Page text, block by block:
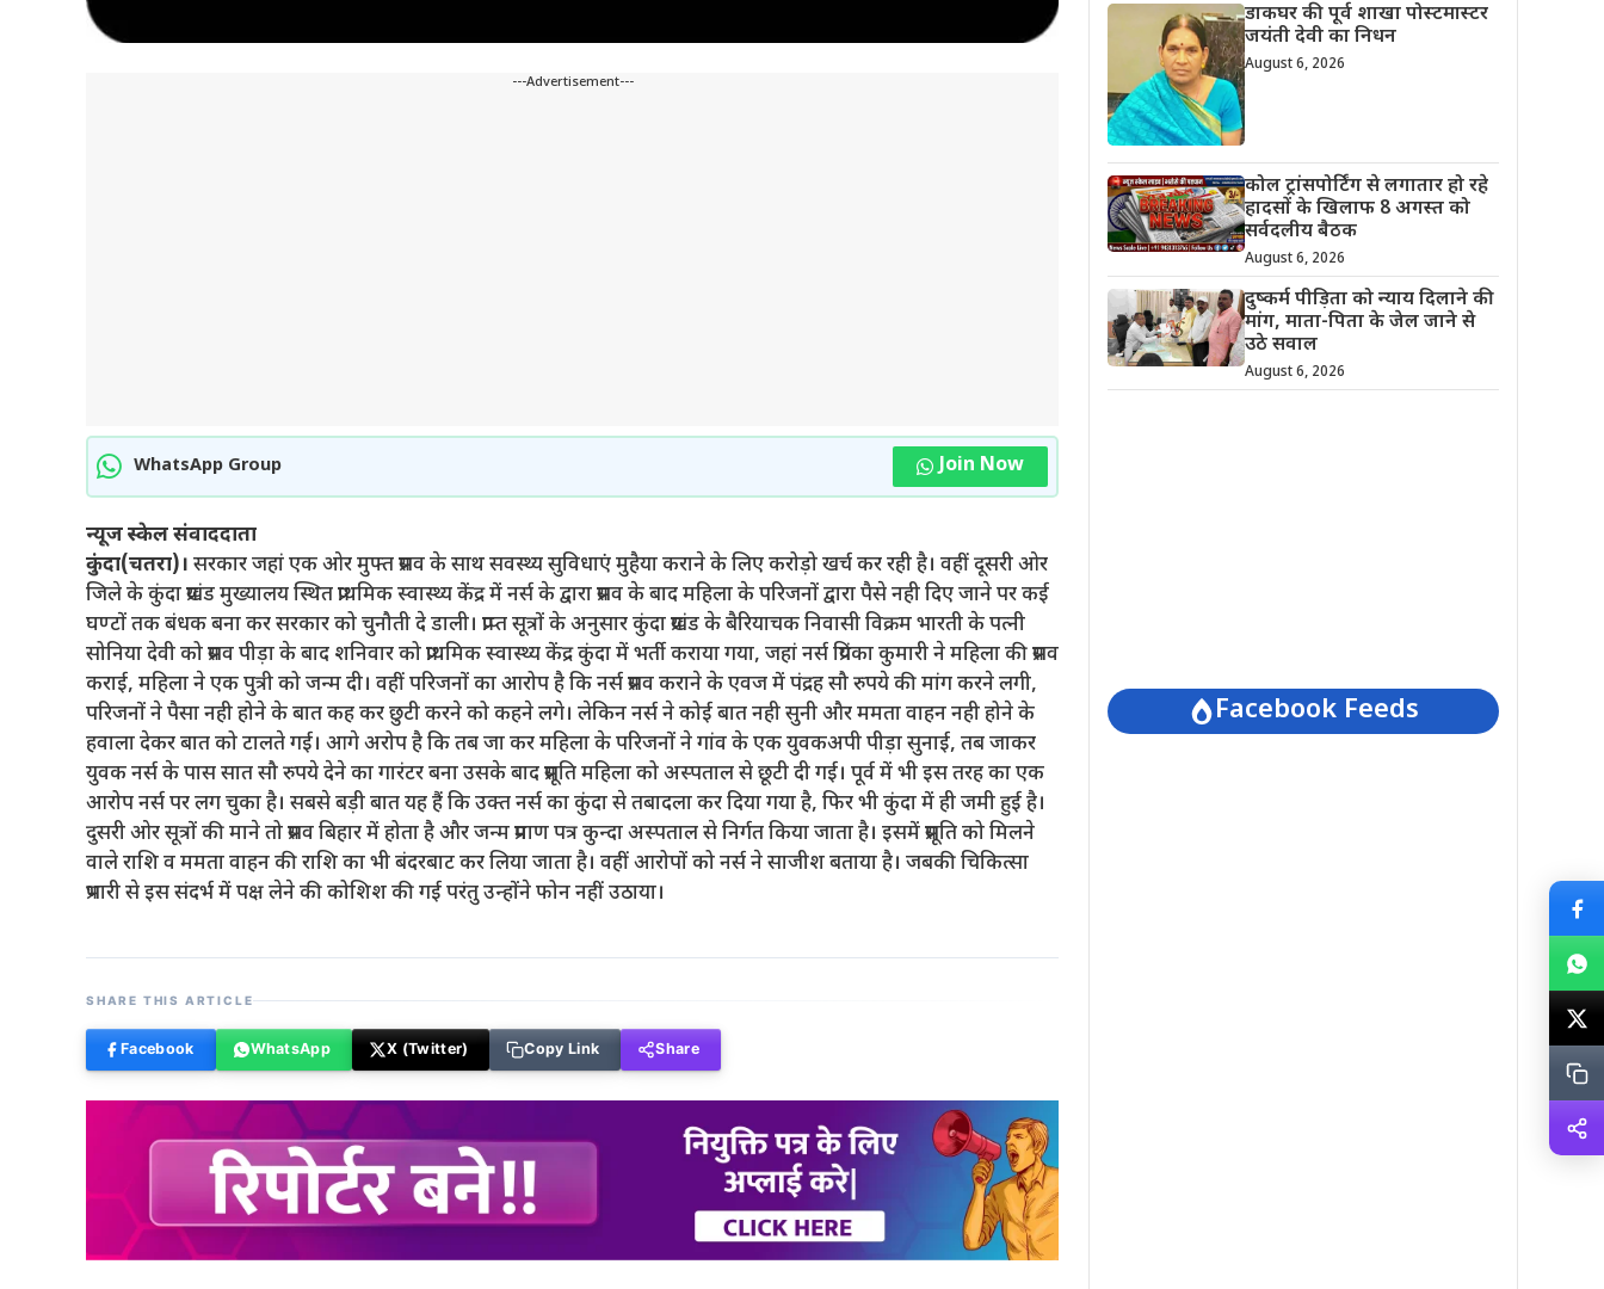
---Advertisement---
WhatsApp Group Join Now
न्यूज स्केल संवाददाता
कुंदा(चतरा)। सरकार जहां एक ओर मुफ्त प्रसव के साथ सवस्थ्य सुविधाएं मुहैया कराने के लिए करोड़ो खर्च कर रही है। वहीं दूसरी ओर
जिले के कुंदा प्रखंड मुख्यालय स्थित प्राथमिक स्वास्थ्य केंद्र में नर्स के द्वारा प्रसव के बाद महिला के परिजनों द्वारा पैसे नही दिए जाने पर कई
घण्टों तक बंधक बना कर सरकार को चुनौती दे डाली। प्राप्त सूत्रों के अनुसार कुंदा प्रखंड के बैरियाचक निवासी विक्रम भारती के पत्नी
सोनिया देवी को प्रसव पीड़ा के बाद शनिवार को प्राथमिक स्वास्थ्य केंद्र कुंदा में भर्ती कराया गया, जहां नर्स प्रियंका कुमारी ने महिला की प्रसव
कराई, महिला ने एक पुत्री को जन्म दी। वहीं परिजनों का आरोप है कि नर्स प्रसव कराने के एवज में पंद्रह सौ रुपये की मांग करने लगी,
परिजनों ने पैसा नही होने के बात कह कर छुटी करने को कहने लगे। लेकिन नर्स ने कोई बात नही सुनी और ममता वाहन नही होने के
हवाला देकर बात को टालते गई। आगे अरोप है कि तब जा कर महिला के परिजनों ने गांव के एक युवकअपी पीड़ा सुनाई, तब जाकर
युवक नर्स के पास सात सौ रुपये देने का गारंटर बना उसके बाद प्रसूति महिला को अस्पताल से छूटी दी गई। पूर्व में भी इस तरह का एक
आरोप नर्स पर लग चुका है। सबसे बड़ी बात यह हैं कि उक्त नर्स का कुंदा से तबादला कर दिया गया है, फिर भी कुंदा में ही जमी हुई है।
दुसरी ओर सूत्रों की माने तो प्रसव बिहार में होता है और जन्म प्रमाण पत्र कुन्दा अस्पताल से निर्गत किया जाता है। इसमें प्रसूति को मिलने
वाले राशि व ममता वाहन की राशि का भी बंदरबाट कर लिया जाता है। वहीं आरोपों को नर्स ने साजीश बताया है। जबकी चिकित्सा
प्रभारी से इस संदर्भ में पक्ष लेने की कोशिश की गई परंतु उन्होंने फोन नहीं उठाया।
SHARE THIS ARTICLE
Facebook WhatsApp X (Twitter) Copy Link Share
डाकघर की पूर्व शाखा पोस्टमास्टर
जयंती देवी का निधन
August 6, 2026
कोल ट्रांसपोर्टिंग से लगातार हो रहे
हादसों के खिलाफ 8 अगस्त को
सर्वदलीय बैठक
August 6, 2026
दुष्कर्म पीड़िता को न्याय दिलाने की
मांग, माता-पिता के जेल जाने से
उठे सवाल
August 6, 2026
Facebook Feeds